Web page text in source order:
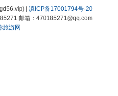
| 滇ICP备17001794号-20
邮箱：470185271@qq.com
旅游网